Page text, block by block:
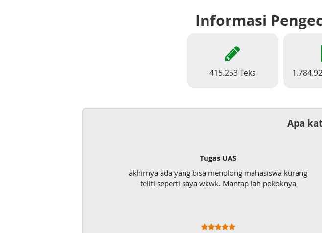
Informasi
415.253 Teks
Apa
Tugas UAS
akhirnya ada yang bisa menolong mahasiswa kurang
teliti seperti saya wkwk. Mantap lah pokoknya